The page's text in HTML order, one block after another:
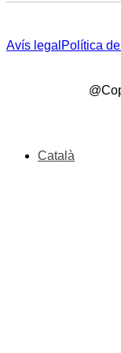
Avís legal Política
Català